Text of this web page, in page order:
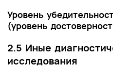
Уровень
(уровень
2.5 Иные
исследования